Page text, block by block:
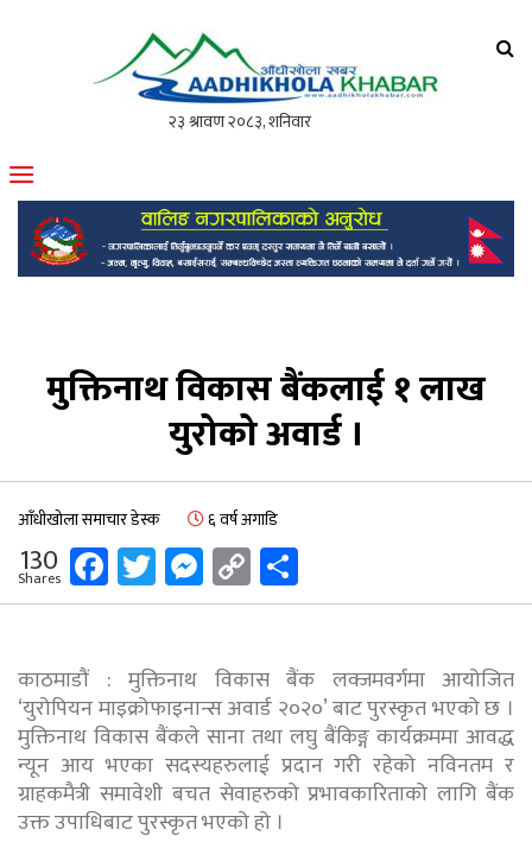
मोफसलकै लोकप्रिय अनलाइन पत्रिका
मुक्तिनाथ विकास बैंकलाई १ लाख
युरोको अवार्ड ।
आँधीखोला समाचार डेस्क ६ वर्ष अगाडि
130
Shares Facebook
Twitter
Messenger
Copy
Link
काठमाडौं : मुक्तिनाथ विकास बैंक लक्जमवर्गमा आयोजित
‘युरोपियन माइक्रोफाइनान्स अवार्ड २०२०’ बाट पुरस्कृत भएको छ ।
मुक्तिनाथ विकास बैंकले साना तथा लघु बैंकिङ्ग कार्यक्रममा आवद्ध
न्यून आय भएका सदस्यहरुलाई प्रदान गरी रहेको नविनतम र
ग्राहकमैत्री समावेशी बचत सेवाहरुको प्रभावकारिताको लागि बैंक
उक्त उपाधिबाट पुरस्कृत भएको हो ।